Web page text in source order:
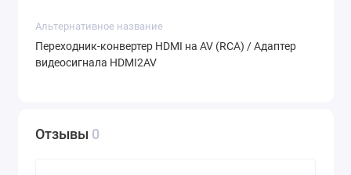
Альтернативное название
Переходник-конвертер HDMI на AV (RCA) / Адаптер
видеосигнала HDMI2AV
Отзывы 0